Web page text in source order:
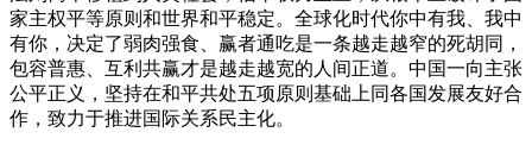
家主权平等原则和世界和平稳定。全球化时代你中有我、我中
有你，决定了弱肉强食、赢者通吃是一条越走越窄的死胡同，
包容普惠、互利共赢才是越走越宽的人间正道。中国一向主张
公平正义，坚持在和平共处五项原则基础上同各国发展友好合
作，致力于推进国际关系民主化。